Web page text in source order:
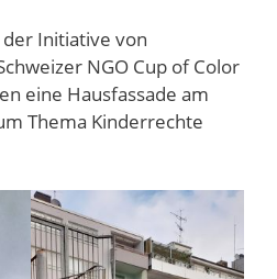
Initiative von
NGO Cup of Color
eine Hausfassade am
Thema Kinderrechte